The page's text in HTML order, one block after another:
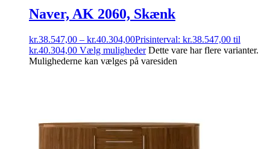
Naver, AK 2060, Skænk
kr.38.547,00 – kr.40.304,00Prisinterval: kr.38.547,00 til
kr.40.304,00 Vælg muligheder Dette vare har flere varianter.
Mulighederne kan vælges på varesiden